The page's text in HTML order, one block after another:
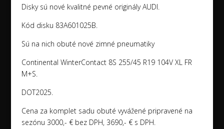
Disky sú nové kvalitné pevné originály AUDI.
Kód disku 83A601025B.
Sú na nich obuté nové zimné pneumatiky
Continental WinterContact 8S 255/45 R19 104V XL FR
M+S.
DOT2025.
Cena za komplet sadu obuté vyvážené pripravené na
sezónu 3000,- € bez DPH, 3690,- € s DPH.